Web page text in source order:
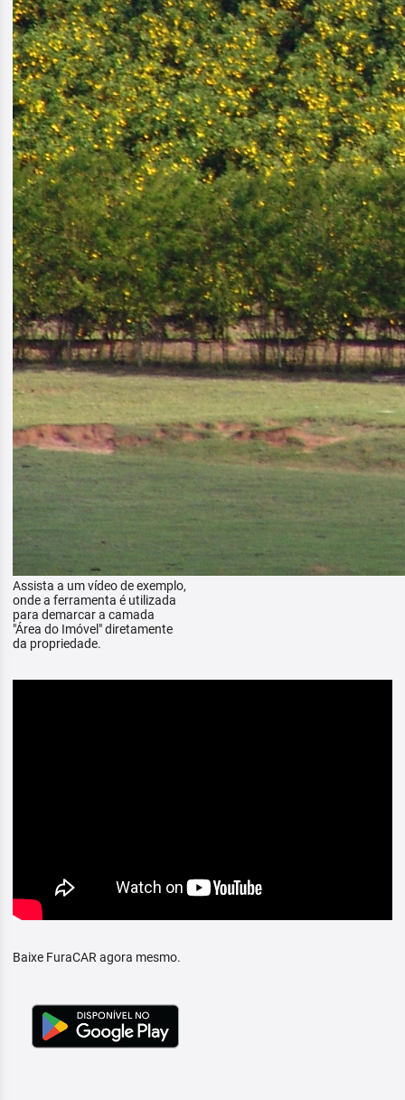
Assista a um vídeo de exemplo,
onde a ferramenta é utilizada
para demarcar a camada
"Área do Imóvel" diretamente
da propriedade.
Baixe FuraCAR agora mesmo.